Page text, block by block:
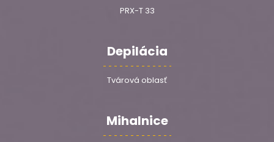
PRX-T 33
Depilácia
Tvárová oblasť
Mihalnice